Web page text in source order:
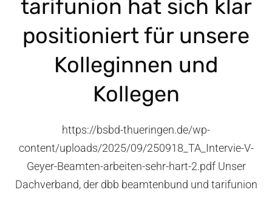
tarifunion hat sich klar
positioniert für unsere
Kolleginnen und
Kollegen
https://bsbd-thueringen.de/wp-
content/uploads/2025/09/250918_TA_Intervie-V-
Geyer-Beamten-arbeiten-sehr-hart-2.pdf Unser
Dachverband, der dbb beamtenbund und tarifunion